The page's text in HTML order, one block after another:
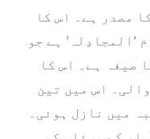
مصدر ہے۔ اس کا
’المجادِلہ‘ ہے جو
صیغہ ہے۔ اس کا
اس میں تین
میں نازل ہوئی۔